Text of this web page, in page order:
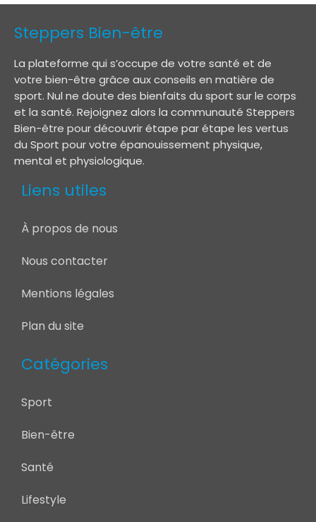
Steppers Bien-être
La plateforme qui s’occupe de votre santé et de
votre bien-être grâce aux conseils en matière de
sport. Nul ne doute des bienfaits du sport sur le corps
et la santé. Rejoignez alors la communauté Steppers
Bien-être pour découvrir étape par étape les vertus
du Sport pour votre épanouissement physique,
mental et physiologique.
Liens utiles
À propos de nous
Nous contacter
Mentions légales
Plan du site
Catégories
Sport
Bien-être
Santé
Lifestyle